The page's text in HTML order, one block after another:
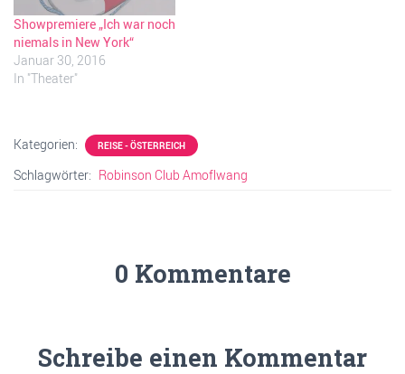
Showpremiere „Ich war noch
niemals in New York“
Januar 30, 2016
In "Theater"
Kategorien: REISE - ÖSTERREICH
Schlagwörter: Robinson Club Amoflwang
0 Kommentare
Schreibe einen Kommentar